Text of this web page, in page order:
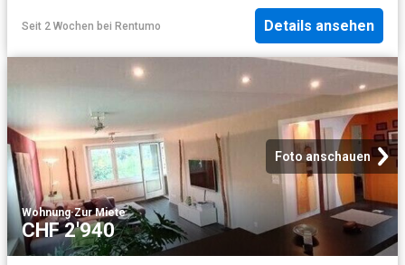
Seit 2 Wochen bei Rentumo Details ansehen
Foto anschauen
Wohnung·Zur Miete
CHF 2'940